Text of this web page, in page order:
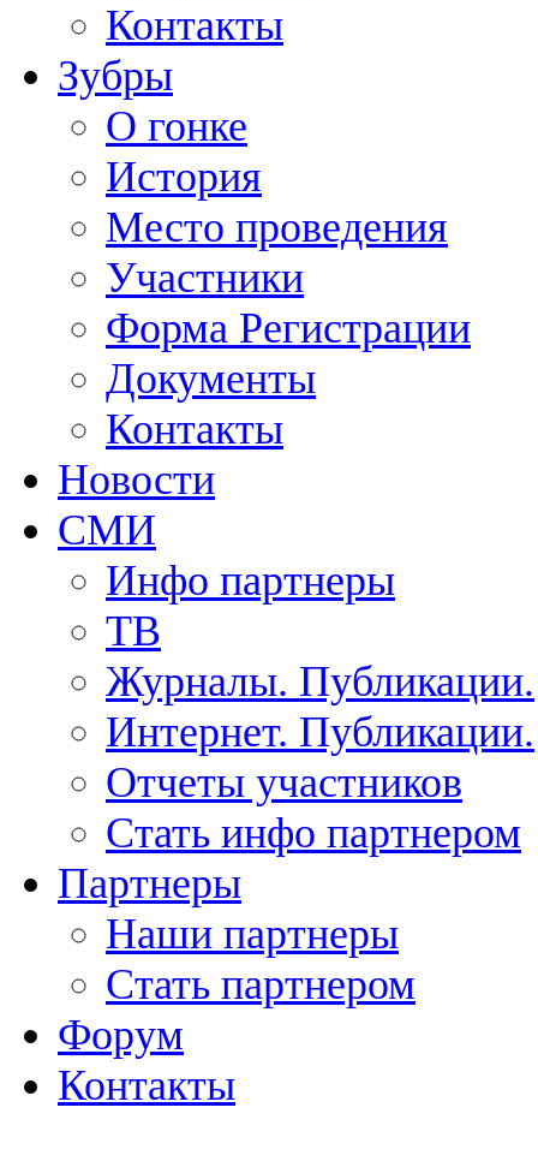
Контакты
Зубры
О гонке
История
Место проведения
Участники
Форма Регистрации
Документы
Контакты
Новости
СМИ
Инфо партнеры
ТВ
Журналы. Публикации.
Интернет. Публикации.
Отчеты участников
Стать инфо партнером
Партнеры
Наши партнеры
Стать партнером
Форум
Контакты